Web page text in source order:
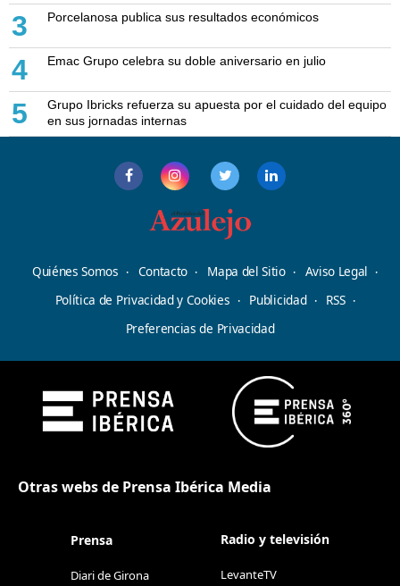
3 Porcelanosa publica sus resultados económicos
4 Emac Grupo celebra su doble aniversario en julio
5
Grupo Ibricks refuerza su apuesta por el cuidado del equipo
en sus jornadas internas
Quiénes Somos Contacto Mapa del Sitio
Aviso Legal
Política de Privacidad y Cookies
Publicidad
RSS
Preferencias de Privacidad
Otras webs de Prensa Ibérica Media
Prensa
Diari de Girona
Radio y televisión
LevanteTV